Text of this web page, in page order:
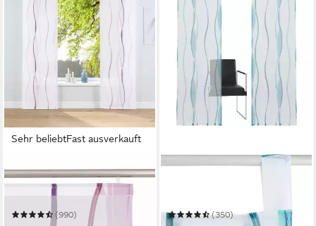
Sehr beliebtFast ausverkauft
OTTO HOME
Schiebegardine Dimona
Mehrere Größen
(990)
OTTO HOME
(350)